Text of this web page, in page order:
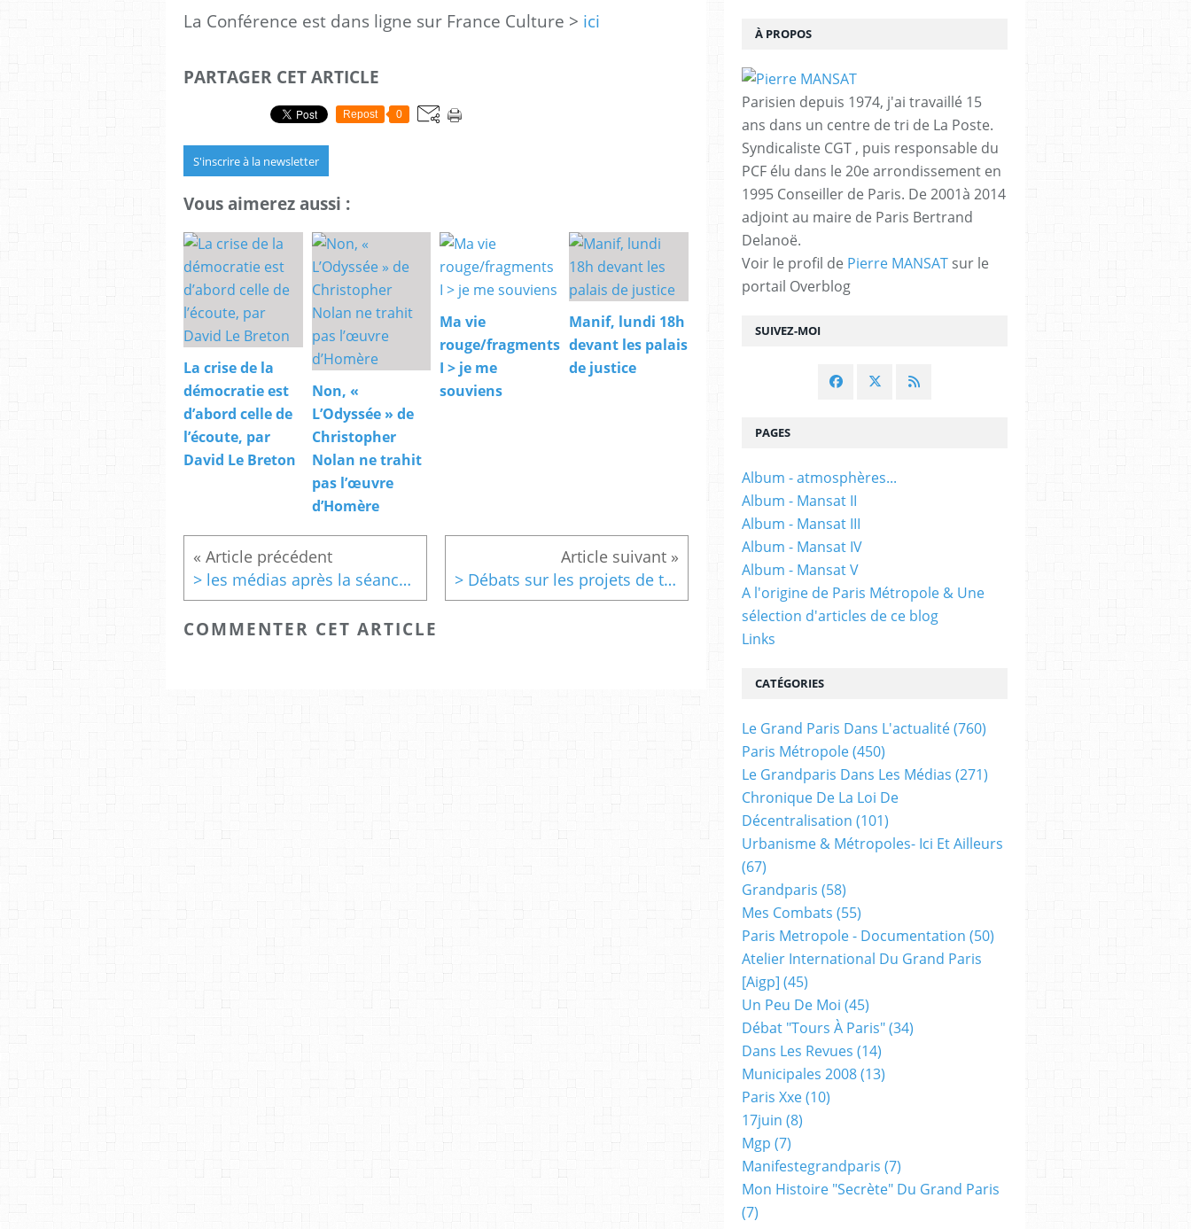
La Conférence est dans ligne sur France Culture > ici
PARTAGER CET ARTICLE
Repost 0
S'inscrire à la newsletter
Vous aimerez aussi :
La crise de la
démocratie est
d’abord celle de
l’écoute, par
David Le Breton
Non, «
L’Odyssée » de
Christopher
Nolan ne trahit
pas l’œuvre
d’Homère
Ma vie
rouge/fragments
I > je me
souviens
Manif, lundi 18h
devant les palais
de justice
> les médias après la séance de Paris Métropole > Débats sur les projets de transports IdF: 3 ou 4 réunions communes de plus
COMMENTER CET ARTICLE
SUIVEZ-MOI
À PROPOS
Parisien depuis 1974, j'ai travaillé 15
ans dans un centre de tri de La Poste.
Syndicaliste CGT , puis responsable du
PCF élu dans le 20e arrondissement en
1995 Conseiller de Paris. De 2001à 2014
adjoint au maire de Paris Bertrand
Delanoë.
Voir le profil de Pierre MANSAT sur le
portail Overblog
PAGES
Album - atmosphères...
Album - Mansat II
Album - Mansat III
Album - Mansat IV
Album - Mansat V
A l'origine de Paris Métropole & Une
sélection d'articles de ce blog
Links
CATÉGORIES
Le Grand Paris Dans L'actualité(760)
Paris Métropole(450)
Le Grandparis Dans Les Médias (271)
Chronique De La Loi De
Décentralisation (101)
Urbanisme & Métropoles- Ici Et Ailleurs
(67)
Grandparis (58)
Mes Combats (55)
Paris Metropole - Documentation (50)
Atelier International Du Grand Paris
[aigp] (45)
Un Peu De Moi (45)
Débat "tours À Paris"(34)
Dans Les Revues (14)
Municipales 2008(13)
Paris Xxe(10)
17juin (8)
Mgp (7)
Manifestegrandparis (7)
Mon Histoire "secrète" Du Grand Paris
(7)